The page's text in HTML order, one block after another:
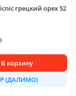
грецкий орех 52
В корзину
(ДАЛИМО)